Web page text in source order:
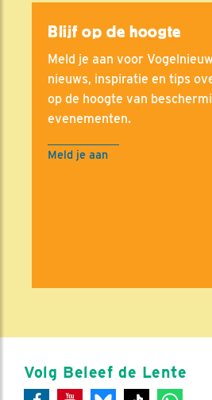
Blijf op de hoogte
Meld je aan voor
nieuws, inspiratie en tips
op de hoogte van
evenementen.
Meld je aan
Volg Beleef de Lente